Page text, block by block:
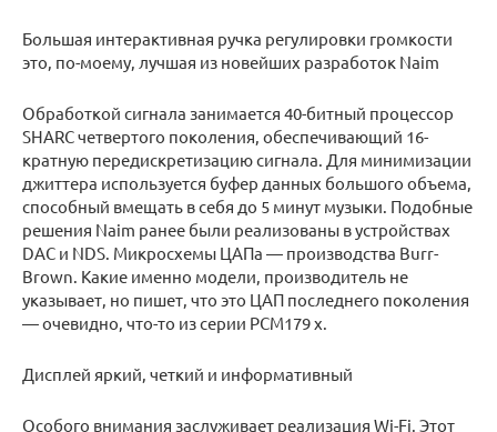
Большая интерактивная ручка регулировки громкости
это, по-моему, лучшая из новейших разработок Naim
Обработкой сигнала занимается 40-битный процессор
SHARC четвертого поколения, обеспечивающий 16-
кратную передискретизацию сигнала. Для минимизации
джиттера используется буфер данных большого объема,
способный вмещать в себя до 5 минут музыки. Подобные
решения Naim ранее были реализованы в устройствах
DAC и NDS. Микросхемы ЦАПа — производства Burr-
Brown. Какие именно модели, производитель не
указывает, но пишет, что это ЦАП последнего поколения
— очевидно, что-то из серии PCM179 x.
Дисплей яркий, четкий и информативный
Особого внимания заслуживает реализация Wi-Fi. Этот